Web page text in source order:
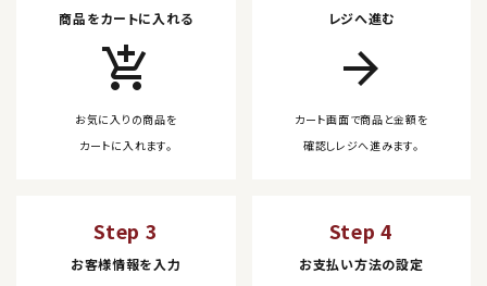
商品をカートに入れる
add_shopping_cart
お気に入りの商品を
カートに入れます。
レジへ進む
arrow_forward
カート画面で商品と金額を
確認しレジへ進みます。
Step 3
お客様情報を入力
Step 4
お支払い方法の設定